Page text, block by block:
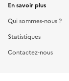
En savoir plus
Qui sommes-nous ?
Statistiques
Contactez-nous